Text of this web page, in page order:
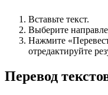
Вставьте текст.
Выберите
Нажмите
отредактируйте
Перевод